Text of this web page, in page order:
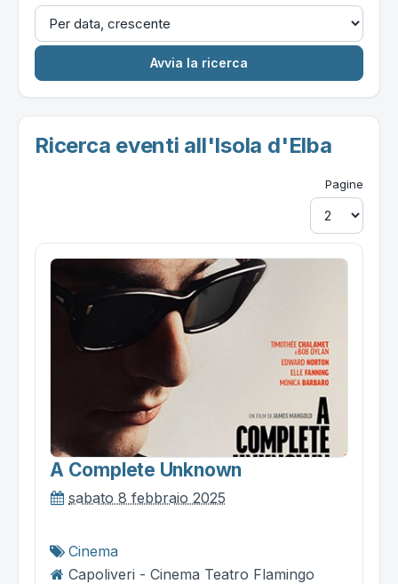
Ricerca eventi all'Isola d'Elba
Pagine
A Complete Unknown
sabato 8 febbraio 2025
Cinema
Capoliveri - Cinema Teatro Flamingo